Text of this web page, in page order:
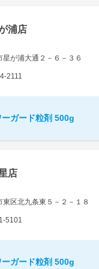
浦店
星が浦大通２－６－３６
2111
ーガード粒剤 500g
店
東区北九条東５－２－１８
5101
ーガード粒剤 500g